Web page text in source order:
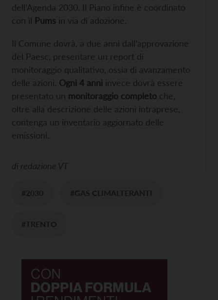
dell’Agenda 2030. Il Piano infine è coordinato
con il Pums in via di adozione.
Il Comune dovrà, a due anni dall’approvazione
del Paesc, presentare un report di
monitoraggio qualitativo, ossia di avanzamento
delle azioni. Ogni 4 anni invece dovrà essere
presentato un monitoraggio completo che,
oltre alla descrizione delle azioni intraprese,
contenga un inventario aggiornato delle
emissioni.
di redazione VT
#2030 #GAS CLIMALTERANTI
#TRENTO